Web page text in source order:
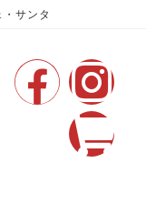
サンタ